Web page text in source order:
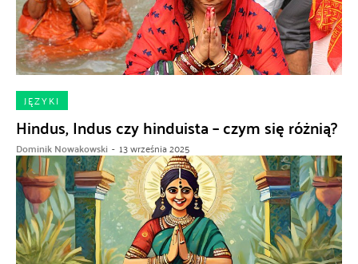
JĘZYKI
Hindus, Indus czy hinduista – czym się różnią?
Dominik Nowakowski - 13 września 2025